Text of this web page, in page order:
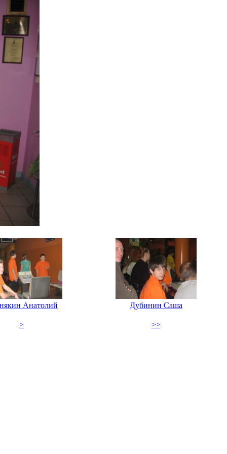
Анатолий Дубинин Саша
> >>